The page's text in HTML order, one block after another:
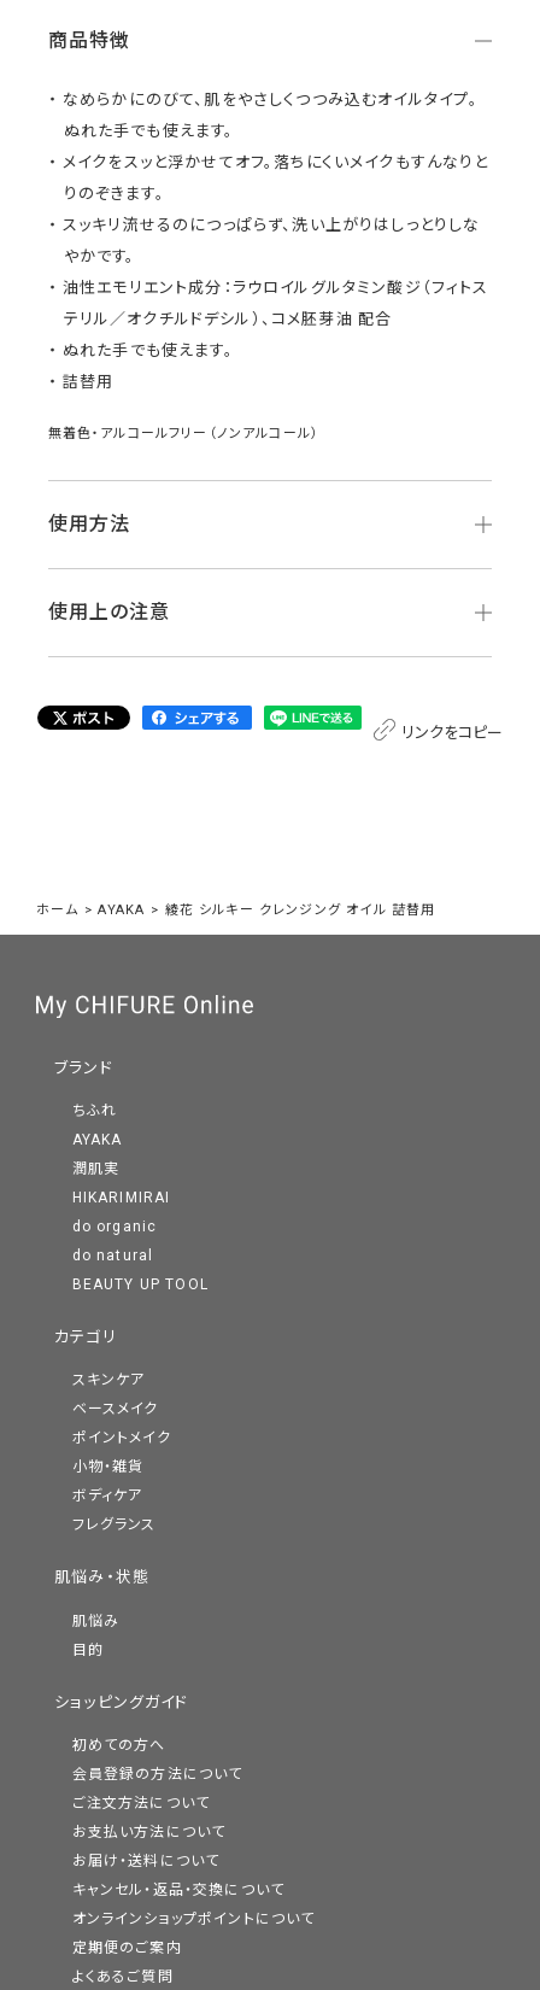
商品特徴
なめらかにのびて、肌をやさしくつつみ込むオイルタイプ。
ぬれた手でも使えます。
メイクをスッと浮かせてオフ。落ちにくいメイクもすんなりと
りのぞきます。
スッキリ流せるのにつっぱらず、洗い上がりはしっとりしな
やかです。
油性エモリエント成分：ラウロイルグルタミン酸ジ（フィトス
テリル／オクチルドデシル）、コメ胚芽油 配合
ぬれた手でも使えます。
詰替用
無着色・アルコールフリー（ノンアルコール）
使用方法
使用上の注意
リンクをコピー
ホーム >AYAKA > 綾花 シルキー クレンジング オイル 詰替用
ブランド
ちふれ
AYAKA
潤肌実
HIKARIMIRAI
do organic
do natural
BEAUTY UP TOOL
カテゴリ
スキンケア
ベースメイク
ポイントメイク
小物・雑貨
ボディケア
フレグランス
肌悩み・状態
肌悩み
目的
ショッピングガイド
初めての方へ
会員登録の方法について
ご注文方法について
お支払い方法について
お届け・送料について
キャンセル・返品・交換について
オンラインショップポイントについて
定期便のご案内
よくあるご質問